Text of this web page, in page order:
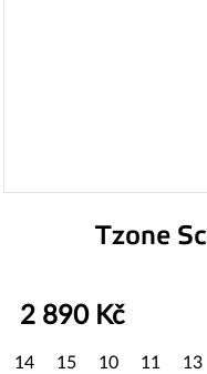
Tzone
2 890 Kč
14 15 10 11 13